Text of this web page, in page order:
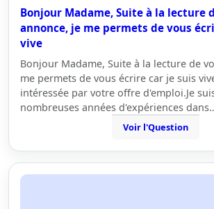
Bonjour Madame, Suite à la lecture
annonce, je me permets de vous
vive
Bonjour Madame, Suite à la lecture de
me permets de vous écrire car je suis
intéressée par votre offre d'emploi.Je
nombreuses années d'expériences
Voir l'Question